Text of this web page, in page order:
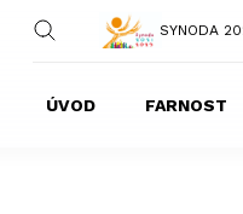
SYNODA
ÚVOD FARNOST